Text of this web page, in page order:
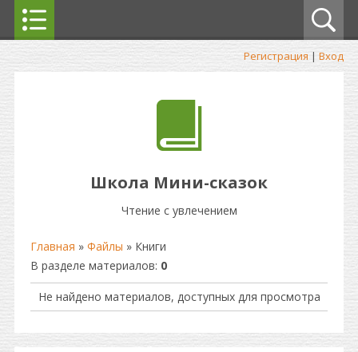
Регистрация | Вход
Школа Мини-сказок
Чтение с увлечением
Главная » Файлы » Книги
В разделе материалов: 0
Не найдено материалов, доступных для просмотра